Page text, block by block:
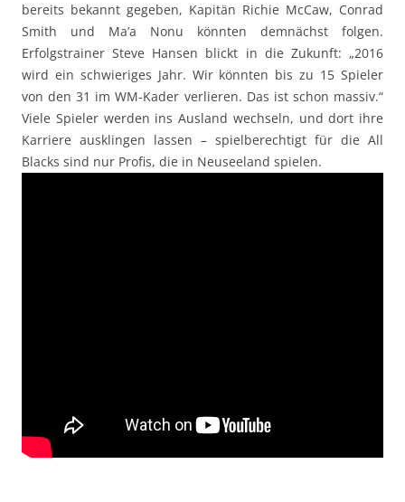
bereits bekannt gegeben, Kapitän Richie McCaw, Conrad
Smith und Ma’a Nonu könnten demnächst folgen.
Erfolgstrainer Steve Hansen blickt in die Zukunft: „2016
wird ein schwieriges Jahr. Wir könnten bis zu 15 Spieler
von den 31 im WM-Kader verlieren. Das ist schon massiv.“
Viele Spieler werden ins Ausland wechseln, und dort ihre
Karriere ausklingen lassen – spielberechtigt für die All
Blacks sind nur Profis, die in Neuseeland spielen.